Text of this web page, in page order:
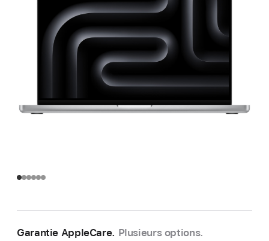
Garantie AppleCare. Plusieurs options.